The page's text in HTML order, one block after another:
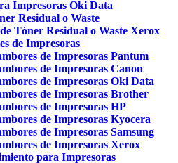
Impresoras Oki Data
Residual o Waste
de Tóner Residual o Waste Xerox
de Impresoras
de Impresoras Pantum
de Impresoras Canon
de Impresoras Oki Data
de Impresoras Brother
de Impresoras HP
de Impresoras Kyocera
de Impresoras Samsung
de Impresoras Xerox
para Impresoras